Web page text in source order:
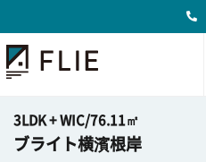
3LDK + WIC/76.11㎡
ブライト横濱根岸